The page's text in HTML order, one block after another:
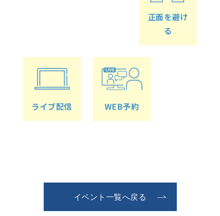
正面を避け
る
ライブ配信 WEB予約
イベント一覧へ戻る